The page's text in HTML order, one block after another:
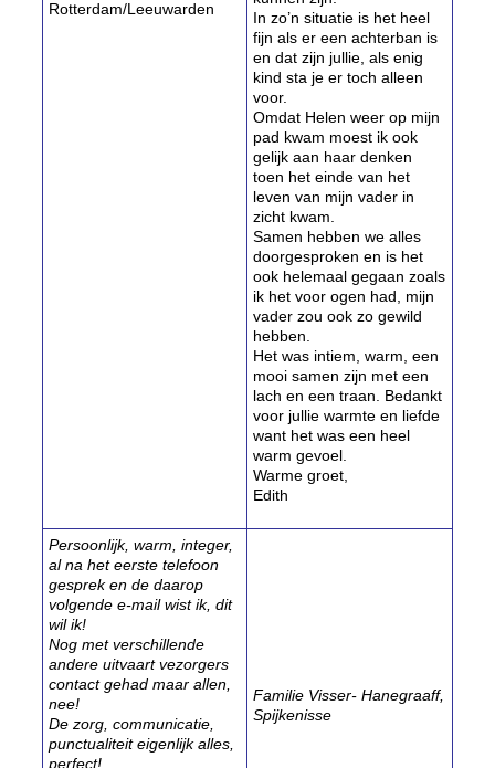
Rotterdam/Leeuwarden
In zo’n situatie is het heel
fijn als er een achterban is
en dat zijn jullie, als enig
kind sta je er toch alleen
voor.
Omdat Helen weer op mijn
pad kwam moest ik ook
gelijk aan haar denken
toen het einde van het
leven van mijn vader in
zicht kwam.
Samen hebben we alles
doorgesproken en is het
ook helemaal gegaan zoals
ik het voor ogen had, mijn
vader zou ook zo gewild
hebben.
Het was intiem, warm, een
mooi samen zijn met een
lach en een traan. Bedankt
voor jullie warmte en liefde
want het was een heel
warm gevoel.
Warme groet,
Edith
Persoonlijk, warm, integer,
al na het eerste telefoon
gesprek en de daarop
volgende e-mail wist ik, dit
wil ik!
Nog met verschillende
andere uitvaart vezorgers
contact gehad maar allen,
nee!
De zorg, communicatie,
punctualiteit eigenlijk alles,
perfect!
Familie Visser- Hanegraaff,
Spijkenisse